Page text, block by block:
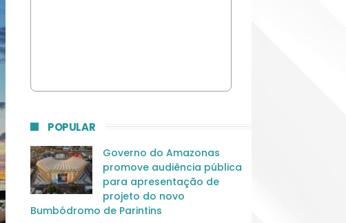
POPULAR
Governo do Amazonas
promove audiência pública
para apresentação de
projeto do novo
Bumbódromo de Parintins